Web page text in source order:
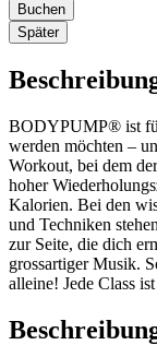
Buchen
Später
BODYPUMP® ist
werden möchten –
Workout, bei dem
hoher
Kalorien. Bei den
und Techniken
zur Seite, die dich
grossartiger Musik.
alleine! Jede Class